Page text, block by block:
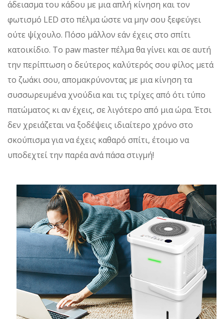
άδειασμα του κάδου με μια απλή κίνηση και τον
φωτισμό LED στο πέλμα ώστε να μην σου ξεφεύγει
ούτε ψίχουλο. Πόσο μάλλον εάν έχεις στο σπίτι
κατοικίδιο. Το paw master πέλμα θα γίνει και σε αυτή
την περίπτωση ο δεύτερος καλύτερός σου φίλος μετά
το ζωάκι σου, απομακρύνοντας με μια κίνηση τα
συσσωρευμένα χνούδια και τις τρίχες από ότι τύπο
πατώματος κι αν έχεις, σε λιγότερο από μια ώρα. Έτσι
δεν χρειάζεται να ξοδέψεις ιδιαίτερο χρόνο στο
σκούπισμα για να έχεις καθαρό σπίτι, έτοιμο να
υποδεχτεί την παρέα ανά πάσα στιγμή!